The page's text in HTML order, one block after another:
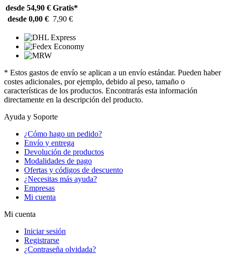
desde 54,90 € Gratis*
desde 0,00 € 7,90 €
* Estos gastos de envío se aplican a un envío estándar. Pueden haber
costes adicionales, por ejemplo, debido al peso, tamaño o
características de los productos. Encontrarás esta información
directamente en la descripción del producto.
Ayuda y Soporte
¿Cómo hago un pedido?
Envío y entrega
Devolución de productos
Modalidades de pago
Ofertas y códigos de descuento
¿Necesitas más ayuda?
Empresas
Mi cuenta
Mi cuenta
Iniciar sesión
Registrarse
¿Contraseña olvidada?